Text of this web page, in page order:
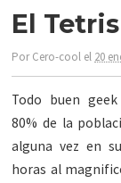
El
PorCero-cool el 20
Todo buen
80% de la
alguna vez en
horas al